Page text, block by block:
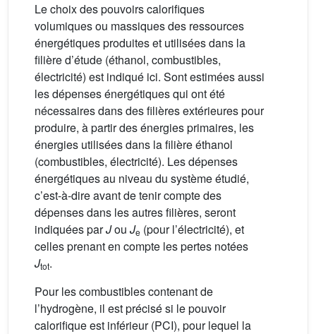
Le choix des pouvoirs calorifiques
volumiques ou massiques des ressources
énergétiques produites et utilisées dans la
filière d’étude (éthanol, combustibles,
électricité) est indiqué ici. Sont estimées aussi
les dépenses énergétiques qui ont été
nécessaires dans des filières extérieures pour
produire, à partir des énergies primaires, les
énergies utilisées dans la filière éthanol
(combustibles, électricité). Les dépenses
énergétiques au niveau du système étudié,
c’est-à-dire avant de tenir compte des
dépenses dans les autres filières, seront
indiquées parJou Je (pour l’électricité), et
celles prenant en compte les pertes notées
Jtot.
Pour les combustibles contenant de
l’hydrogène, il est précisé si le pouvoir
calorifique est inférieur (PCI), pour lequel la